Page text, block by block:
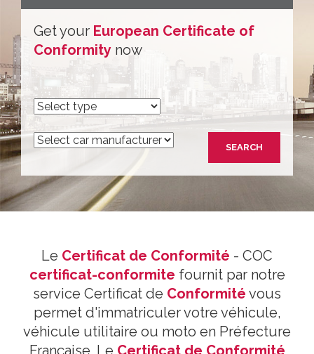
Get your European Certificate of
Conformity now
Le Certificat de Conformité - COC
certificat-conformite fournit par notre
service Certificat de Conformité vous
permet d'immatriculer votre véhicule,
véhicule utilitaire ou moto en Préfecture
Française. Le Certificat de Conformité